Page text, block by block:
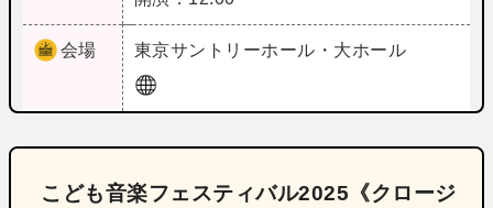
会場 東京サントリーホール・大ホール
こども音楽フェスティバル2025《クロージ